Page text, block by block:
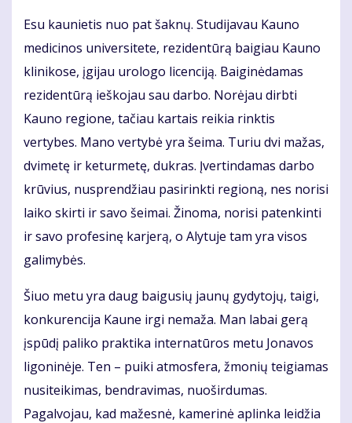
Esu kaunietis nuo pat šaknų. Studijavau Kauno
medicinos universitete, rezidentūrą baigiau Kauno
klinikose, įgijau urologo licenciją. Baiginėdamas
rezidentūrą ieškojau sau darbo. Norėjau dirbti
Kauno regione, tačiau kartais reikia rinktis
vertybes. Mano vertybė yra šeima. Turiu dvi mažas,
dvimetę ir keturmetę, dukras. Įvertindamas darbo
krūvius, nusprendžiau pasirinkti regioną, nes norisi
laiko skirti ir savo šeimai. Žinoma, norisi patenkinti
ir savo profesinę karjerą, o Alytuje tam yra visos
galimybės.
Šiuo metu yra daug baigusių jaunų gydytojų, taigi,
konkurencija Kaune irgi nemaža. Man labai gerą
įspūdį paliko praktika internatūros metu Jonavos
ligoninėje. Ten – puiki atmosfera, žmonių teigiamas
nusiteikimas, bendravimas, nuoširdumas.
Pagalvojau, kad mažesnė, kamerinė aplinka leidžia